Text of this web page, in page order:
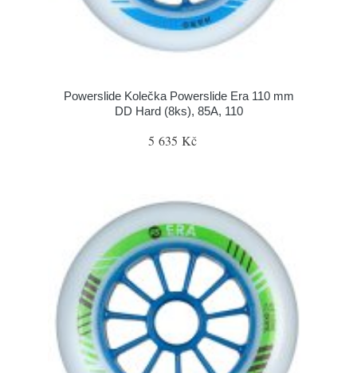
Powerslide Kolečka Powerslide Era 110 mm
DD Hard (8ks), 85A, 110
5 635 Kč